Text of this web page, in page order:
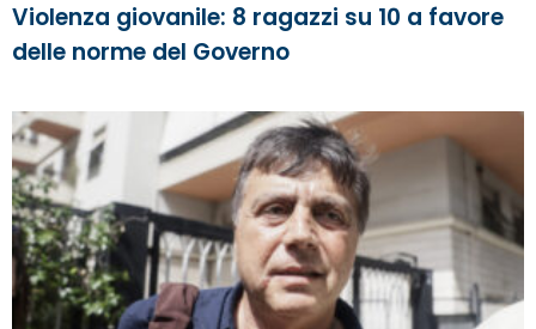
Violenza giovanile: 8 ragazzi su 10 a favore
delle norme del Governo